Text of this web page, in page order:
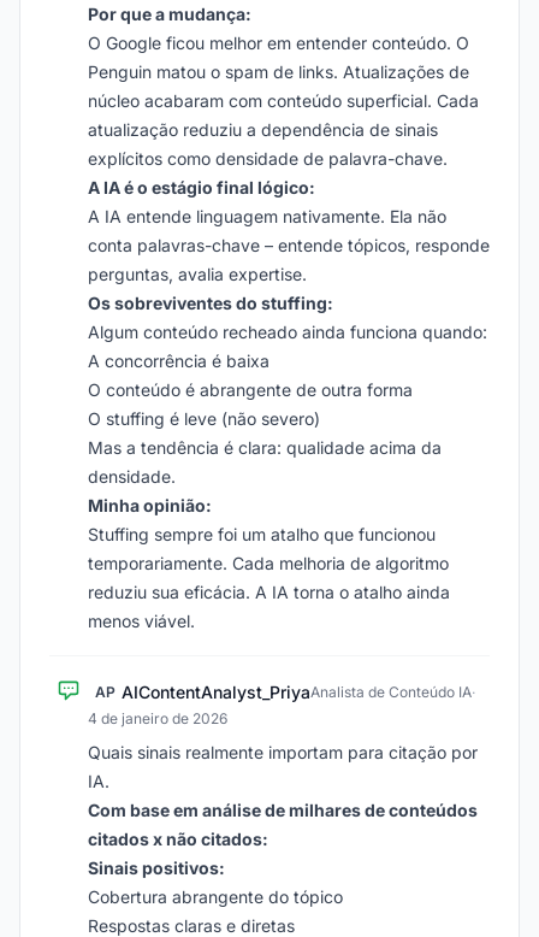
Por que a mudança:
O Google ficou melhor em entender conteúdo. O
Penguin matou o spam de links. Atualizações de
núcleo acabaram com conteúdo superficial. Cada
atualização reduziu a dependência de sinais
explícitos como densidade de palavra-chave.
A IA é o estágio final lógico:
A IA entende linguagem nativamente. Ela não
conta palavras-chave – entende tópicos, responde
perguntas, avalia expertise.
Os sobreviventes do stuffing:
Algum conteúdo recheado ainda funciona quando:
A concorrência é baixa
O conteúdo é abrangente de outra forma
O stuffing é leve (não severo)
Mas a tendência é clara: qualidade acima da
densidade.
Minha opinião:
Stuffing sempre foi um atalho que funcionou
temporariamente. Cada melhoria de algoritmo
reduziu sua eficácia. A IA torna o atalho ainda
menos viável.
AP AIContentAnalyst_PriyaAnalista de Conteúdo IA·
4 de janeiro de 2026
Quais sinais realmente importam para citação por
IA.
Com base em análise de milhares de conteúdos
citados x não citados:
Sinais positivos:
Cobertura abrangente do tópico
Respostas claras e diretas